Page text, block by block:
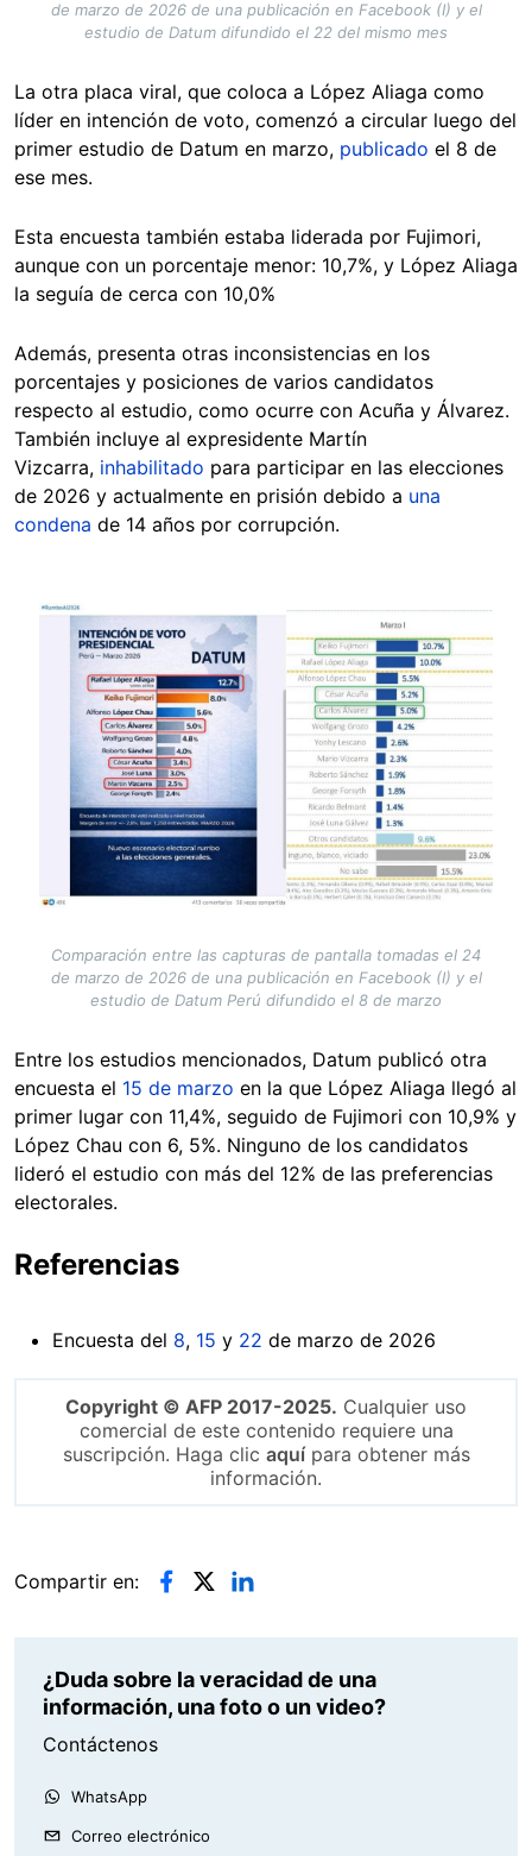
de marzo de 2026 de una publicación en Facebook (I) y el
estudio de Datum difundido el 22 del mismo mes
La otra placa viral, que coloca a López Aliaga como
líder en intención de voto, comenzó a circular luego del
primer estudio de Datum en marzo, publicado el 8 de
ese mes.
Esta encuesta también estaba liderada por Fujimori,
aunque con un porcentaje menor: 10,7%, y López Aliaga
la seguía de cerca con 10,0%
Además, presenta otras inconsistencias en los
porcentajes y posiciones de varios candidatos
respecto al estudio, como ocurre con Acuña y Álvarez.
También incluye al expresidente Martín
Vizcarra, inhabilitado para participar en las elecciones
de 2026 y actualmente en prisión debido a una
condena de 14 años por corrupción.
Image
Comparación entre las capturas de pantalla tomadas el 24
de marzo de 2026 de una publicación en Facebook (I) y el
estudio de Datum Perú difundido el 8 de marzo
Entre los estudios mencionados, Datum publicó otra
encuesta el 15 de marzo en la que López Aliaga llegó al
primer lugar con 11,4%, seguido de Fujimori con 10,9% y
López Chau con 6, 5%. Ninguno de los candidatos
lideró el estudio con más del 12% de las preferencias
electorales.
Referencias
Encuesta del 8, 15 y 22 de marzo de 2026
Copyright © AFP 2017-2025. Cualquier uso
comercial de este contenido requiere una
suscripción. Haga clic aquípara obtener más
información.
Compartir en:
¿Duda sobre la veracidad de una
información, una foto o un video?
Contáctenos
WhatsApp
Correo electrónico